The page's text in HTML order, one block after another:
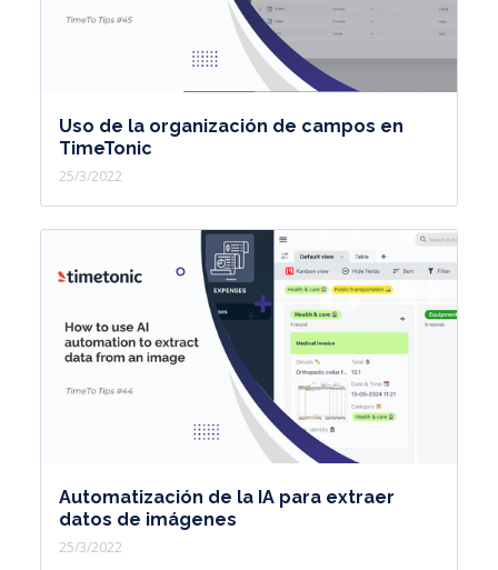
Uso de la organización de campos en
TimeTonic
25/3/2022
Automatización de la IA para extraer
datos de imágenes
25/3/2022